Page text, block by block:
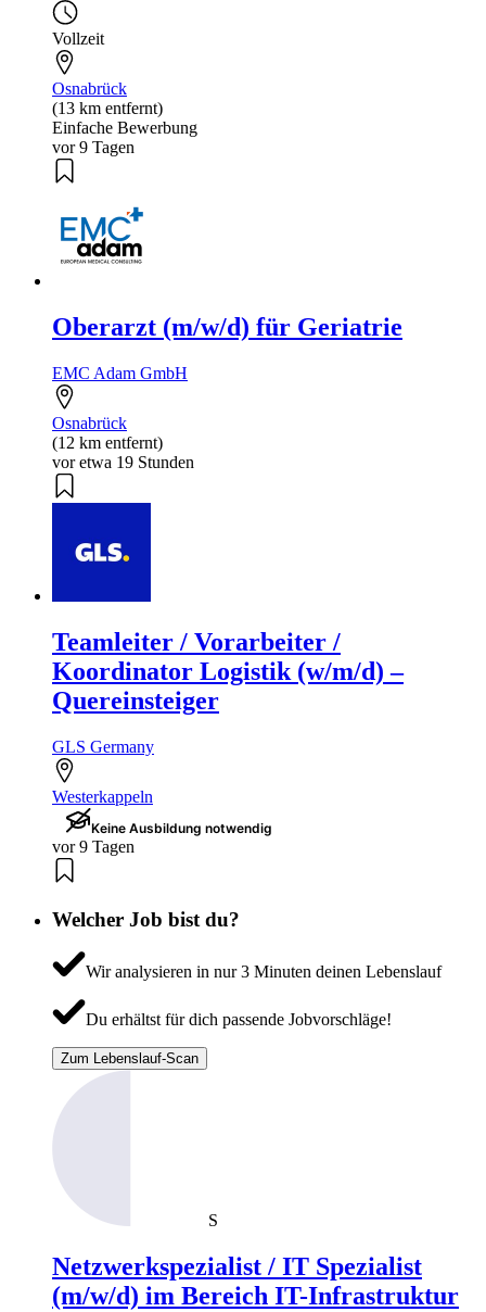
Vollzeit
Osnabrück
(13 km entfernt)
Einfache Bewerbung
vor 9 Tagen
Oberarzt (m/w/d) für Geriatrie
EMC Adam GmbH
Osnabrück
(12 km entfernt)
vor etwa 19 Stunden
Teamleiter / Vorarbeiter /
Koordinator Logistik (w/m/d) –
Quereinsteiger
GLS Germany
Westerkappeln
Keine Ausbildung notwendig
vor 9 Tagen
Welcher Job bist du?
Wir analysieren in nur 3 Minuten deinen Lebenslauf
Du erhältst für dich passende Jobvorschläge!
Zum Lebenslauf-Scan
S
Netzwerkspezialist / IT Spezialist
(m/w/d) im Bereich IT-Infrastruktur